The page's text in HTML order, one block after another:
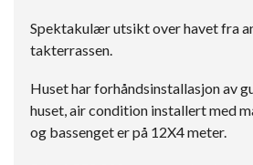
Spektakulær utsikt over havet fra
takterrassen.
Huset har forhåndsinstallasjon av
huset, air condition installert med
og bassenget er på 12X4 meter.